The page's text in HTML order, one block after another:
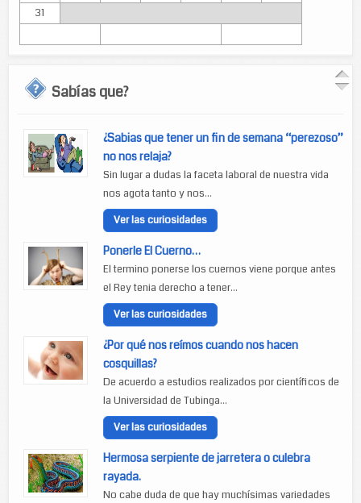
31
Sabías que?
¿Sabias que tener un fin de semana “perezoso”
no nos relaja?
Sin lugar a dudas la faceta laboral de nuestra vida
nos agota tanto y nos...
Ver las curiosidades
Ponerle El Cuerno…
El termino ponerse los cuernos viene porque antes
el Rey tenia derecho a tener...
Ver las curiosidades
¿Por qué nos reímos cuando nos hacen
cosquillas?
De acuerdo a estudios realizados por científicos de
la Universidad de Tubinga...
Ver las curiosidades
Hermosa serpiente de jarretera o culebra
rayada.
No cabe duda de que hay muchísimas variedades